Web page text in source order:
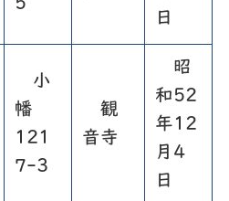
5
日
小
幡
121
7-3
観
音寺
昭
和52
年12
月4
日